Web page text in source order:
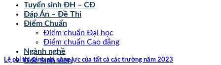
Tuyển sinh ĐH – CĐ
Đáp Án – Đề Thi
Điểm Chuẩn
Điểm chuẩn Đại học
Điểm chuẩn Cao đẳng
Ngành nghề
Góc Sinh viên
Lệ phí thi đánh giá năng lực của tất cả các trường năm 2023